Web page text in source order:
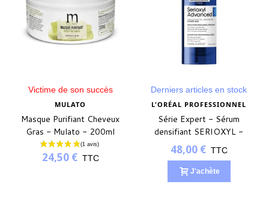
Victime de son succès
MULATO
Masque Purifiant Cheveux
Gras - Mulato - 200ml
24,50 € TTC
Derniers articles en stock
L'ORÉAL PROFESSIONNEL
Série Expert - Sérum
densifiant SERIOXYL -
48,00 € TTC
J'achète